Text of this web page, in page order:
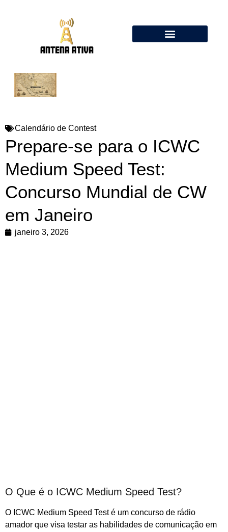
Calendário de Contest
Prepare-se para o ICWC
Medium Speed Test:
Concurso Mundial de CW
em Janeiro
janeiro 3, 2026
O Que é o ICWC Medium Speed Test?
O ICWC Medium Speed Test é um concurso de rádio
amador que visa testar as habilidades de comunicação em